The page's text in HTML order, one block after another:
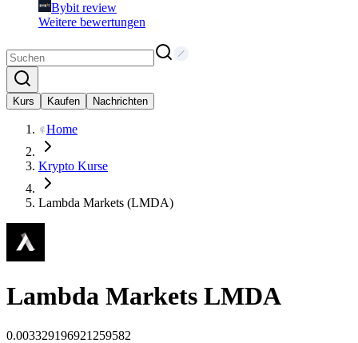
Bybit review
Weitere bewertungen
Kurs Kaufen Nachrichten
Home
Krypto Kurse
Lambda Markets (LMDA)
Lambda Markets LMDA
0.003329196921259582